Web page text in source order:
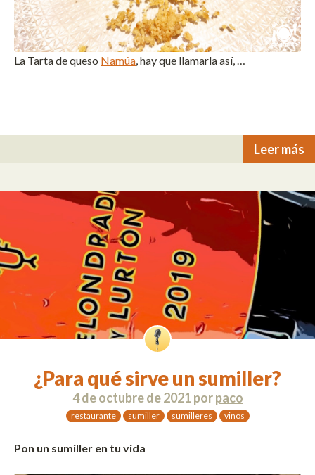
La Tarta de queso Namúa , hay que llamarla así, …
Leer más
¿Para qué sirve un sumiller?
4 de octubre de 2021 porpaco
restaurante sumiller sumilleres vinos
Pon un sumiller en tu vida